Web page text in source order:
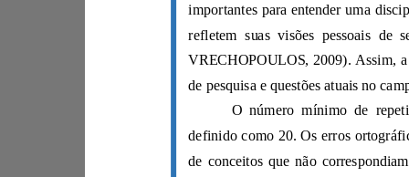
importantes para ente